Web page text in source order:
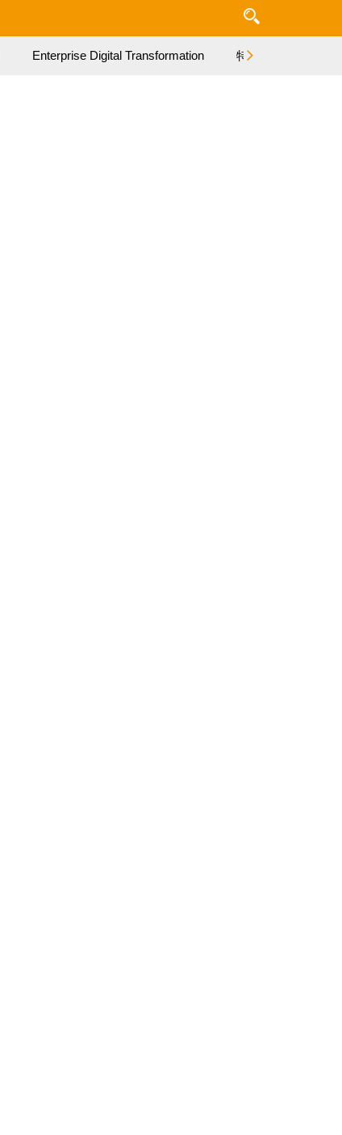
Enterprise Digital Transformation 特集